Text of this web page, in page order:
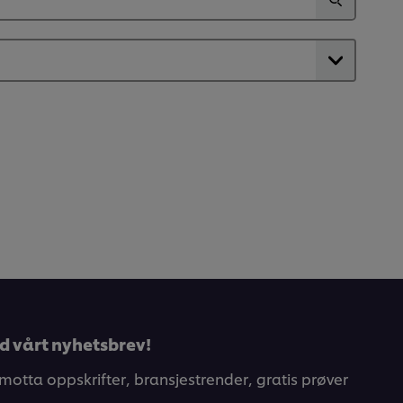
vårt nyhetsbrev!
oppskrifter, bransjestrender, gratis prøver